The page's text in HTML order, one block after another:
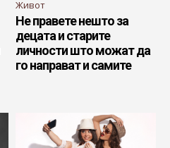
Живот
Не правете нешто за
децата и старите
личности што можат да
го направат и самите